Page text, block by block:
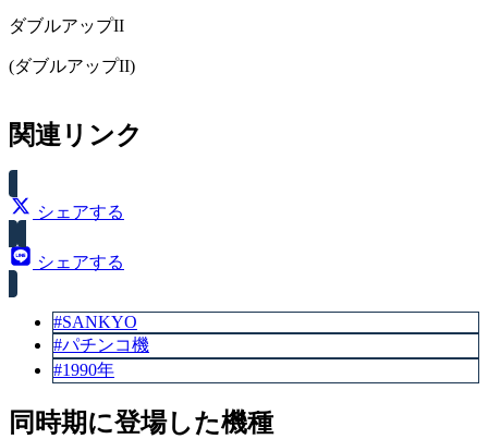
ダブルアップII
(ダブルアップII)
関連リンク
シェアする
シェアする
#SANKYO
#パチンコ機
#1990年
同時期に登場した機種